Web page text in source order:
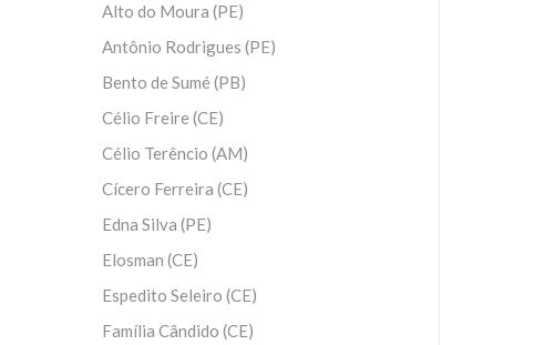
Alto do Moura (PE)
Antônio Rodrigues (PE)
Bento de Sumé (PB)
Célio Freire (CE)
Célio Terêncio (AM)
Cícero Ferreira (CE)
Edna Silva (PE)
Elosman (CE)
Espedito Seleiro (CE)
Família Cândido (CE)